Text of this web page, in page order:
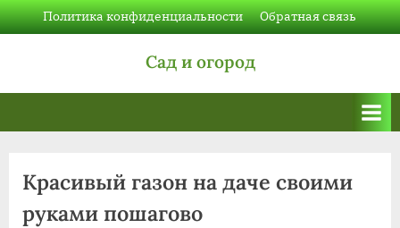
Skip
to
Политика конфиденциальности Обратная связь
Сад и огород
Красивый газон на даче своими
руками пошагово